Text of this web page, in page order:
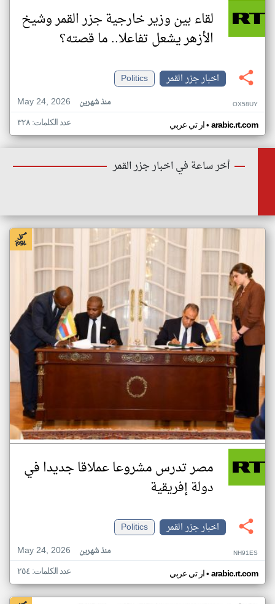
لقاء بين وزير خارجية جزر القمر وشيخ
الأزهر يشعل تفاعلا.. ما قصته؟
اخبار جزر القمر
Politics
May 24, 2026
منذ شهرين OX58UY
ار تي عربي• arabic.rt.com عدد الكلمات: ٣٢٨
أخر ساعة في اخبار جزر القمر
مصر تدرس مشروعا عملاقا جديدا في
دولة إفريقية
اخبار جزر القمر
Politics
May 24, 2026
منذ شهرين NH91ES
ار تي عربي• arabic.rt.com عدد الكلمات: ٢٥٤